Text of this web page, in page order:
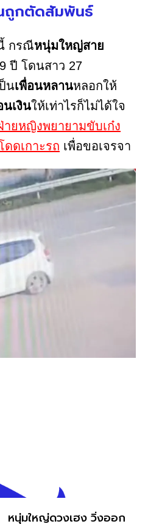
ถูกตัดสัมพันธ์
กรณีหนุ่มใหญ่สาย
ปี โดนสาว 27
นเพื่อนหลานหลอกให้
นเงินให้เท่าไรก็ไม่ได้ใจ
ายหญิงพยายามขับเก๋ง
ดเกาะรถ เพื่อขอเจรจา
หนุ่มใหญ่ดวงเฮง วิ่งออก